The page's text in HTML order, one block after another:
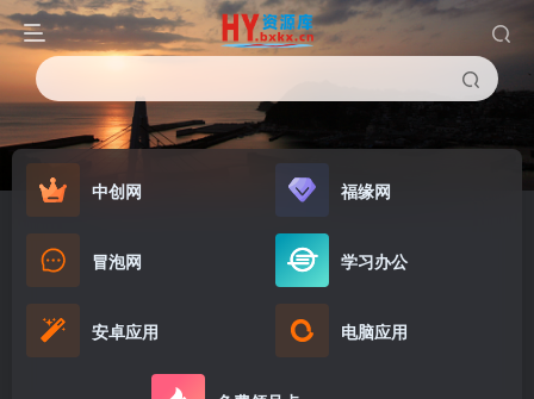
中创网 福缘网
冒泡网 学习办公
安卓应用 电脑应用